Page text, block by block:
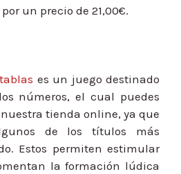
un precio de 21,00€.
es un juego destinado
números, el cual puedes
tienda online, ya que
de los títulos más
Estos permiten estimular
la formación lúdica